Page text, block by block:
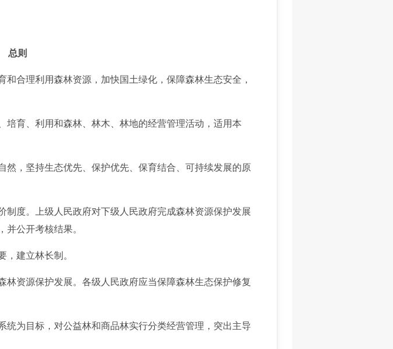
总则
理利用森林资源，加快国土绿化，保障森林生态安全，
、利用和森林、林木、林地的经营管理活动，适用本
坚持生态优先、保护优先、保育结合、可持续发展的原
。上级人民政府对下级人民政府完成森林资源保护发展
并公开考核结果。
建立林长制。
源保护发展。各级人民政府应当保障森林生态保护修复
目标，对公益林和商品林实行分类经营管理，突出主导